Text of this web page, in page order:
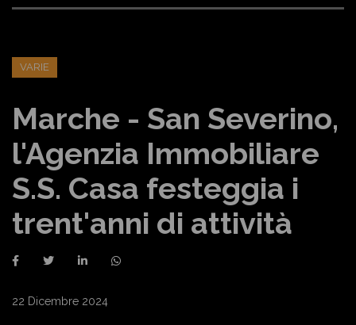
VARIE
Marche - San Severino,
l'Agenzia Immobiliare
S.S. Casa festeggia i
trent'anni di attività
22 Dicembre 2024